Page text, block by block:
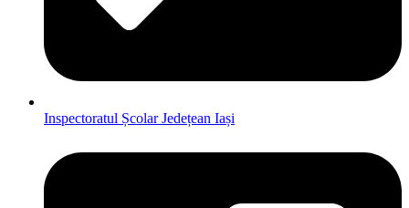
Inspectoratul Școlar Jedețean Iași